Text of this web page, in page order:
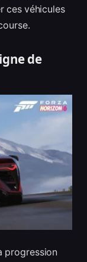
ces véhicules
de
progression